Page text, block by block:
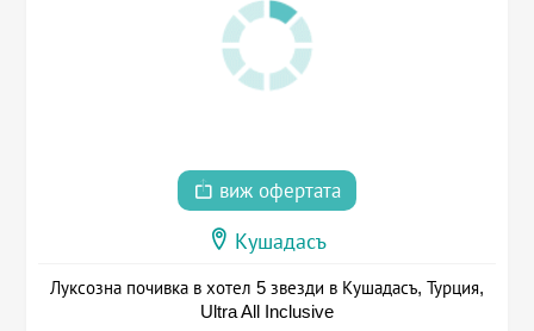
виж офертата
Кушадасъ
Луксозна почивка в хотел 5 звезди в Кушадасъ, Турция,
Ultra All Inclusive